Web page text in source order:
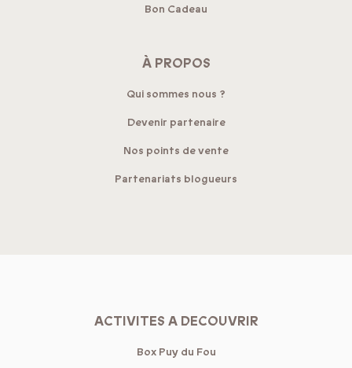
Bon Cadeau
À PROPOS
Qui sommes nous ?
Devenir partenaire
Nos points de vente
Partenariats blogueurs
ACTIVITES A DECOUVRIR
Box Puy du Fou